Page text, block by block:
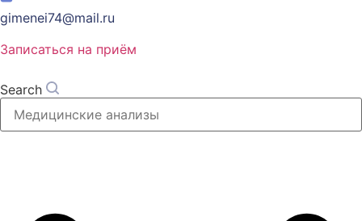
gimenei74@mail.ru
Записаться на приём
Search